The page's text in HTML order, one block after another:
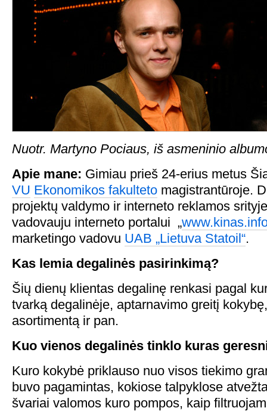
Nuotr. Martyno Pociaus, iš asmeninio
Apie mane: Gimiau prieš 24-erius metus
VU Ekonomikos fakulteto magistrantūroje.
projektų valdymo ir interneto reklamos
vadovauju interneto portalui „
marketingo vadovu UAB „Lietuva Statoil“.
Kas lemia degalinės pasirinkimą?
Šių dienų klientas degalinę renkasi pagal
tvarką degalinėje, aptarnavimo greitį
asortimentą ir pan.
Kuo vienos degalinės tinklo kuras
Kuro kokybė priklauso nuo visos tiekimo
buvo pagamintas, kokiose talpyklose
švariai valomos kuro pompos, kaip